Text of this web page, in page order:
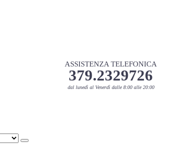
ASSISTENZA TELEFONICA
379.2329726
dal lunedì al Venerdì dalle 8:00 alle 20:00